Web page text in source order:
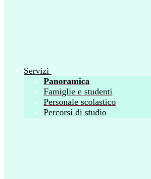
Servizi
Panoramica
Famiglie e studenti
Personale scolastico
Percorsi di studio